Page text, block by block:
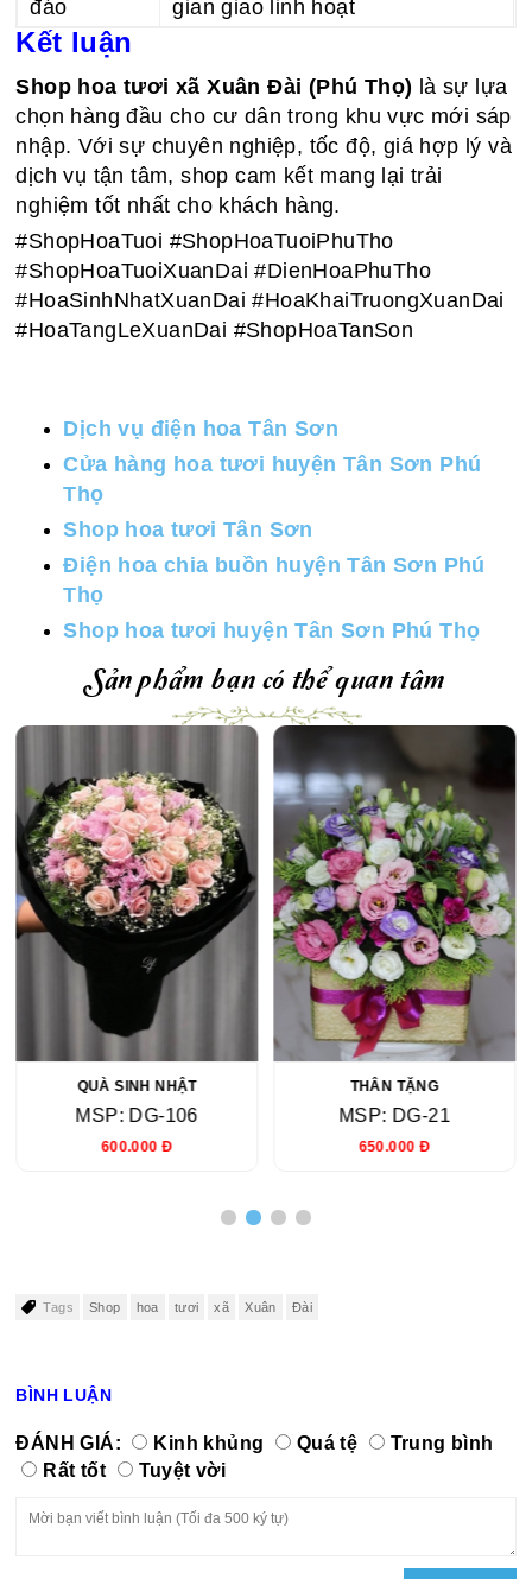
đáo gian giao linh hoạt
Kết luận
Shop hoa tươi xã Xuân Đài (Phú Thọ) là sự lựa
chọn hàng đầu cho cư dân trong khu vực mới sáp
nhập. Với sự chuyên nghiệp, tốc độ, giá hợp lý và
dịch vụ tận tâm, shop cam kết mang lại trải
nghiệm tốt nhất cho khách hàng.
#ShopHoaTuoi #ShopHoaTuoiPhuTho
#ShopHoaTuoiXuanDai #DienHoaPhuTho
#HoaSinhNhatXuanDai #HoaKhaiTruongXuanDai
#HoaTangLeXuanDai #ShopHoaTanSon
Dịch vụ điện hoa Tân Sơn
Cửa hàng hoa tươi huyện Tân Sơn Phú
Thọ
Shop hoa tươi Tân Sơn
Điện hoa chia buồn huyện Tân Sơn Phú
Thọ
Shop hoa tươi huyện Tân Sơn Phú Thọ
Sản phẩm bạn có thể quan tâm
QUÀ SINH NHẬT
MSP: DG-106
600.000 Đ
THÂN TẶNG
MSP: DG-21
650.000 Đ
Tags Shop hoa tươi xã Xuân Đài
BÌNH LUẬN
ĐÁNH GIÁ: Kinh khủng Quá tệ
Trung bình
Rất tốt
Tuyệt vời